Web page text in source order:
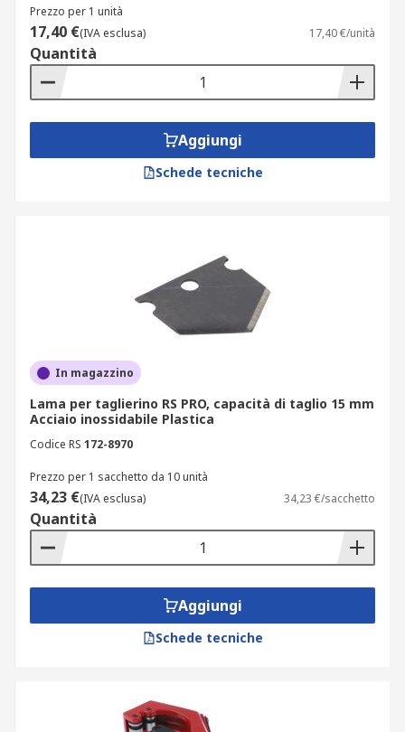
come il materiale, le dimensioni e lo spessore del
tubo, nonché l'affilatura della lama del tagliatubi.
Applicazioni
o tagliare tubi. Sono comunemente usati dagli
idraulici per la loro affidabilità ed efficienza. Oltre
a fornire tagli puliti e di qualità professionale, i
Ideali per un'ampia gamma di utilizzi inerenti il
taglio di tubi grazie alla versatilità e adattabilità
che li caratterizza. La maggior parte dei
quali:
Tagliare le tubazioni alla lunghezza
richiesta prima dell'installazione
tubazioni
Tagliare, rimuovere e sostituire le sezioni
danneggiate delle tubazioni prima della
Prezzo per 1 unità
17,40 €(IVA esclusa) 17,40 €/unità
Quantità
Aggiungi
Schede tecniche
In magazzino
Lama per taglierino RS PRO, capacità di taglio 15 mm
Acciaio inossidabile Plastica
Codice RS 172-8970
Prezzo per 1 sacchetto da 10 unità
34,23 €(IVA esclusa) 34,23 €/sacchetto
Quantità
Aggiungi
Schede tecniche